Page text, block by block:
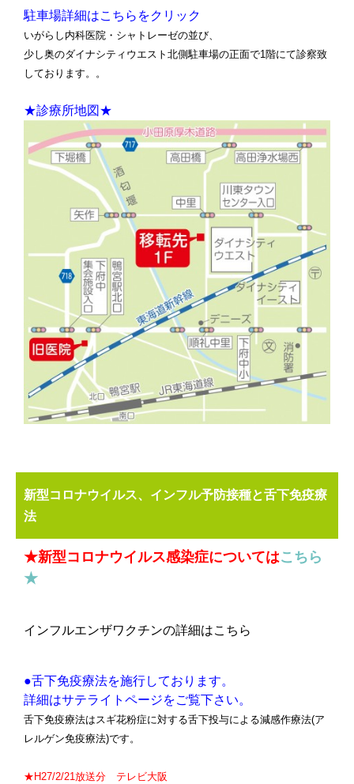
駐車場詳細はこちらをクリック
いがらし内科医院・シャトレーゼの並び、
少し奥のダイナシティウエスト北側駐車場の正面で1階にて診察致
しております。。
★診療所地図★
新型コロナウイルス、インフル予防接種と舌下免疫療
法
★新型コロナウイルス感染症についてはこちら
★
インフルエンザワクチンの詳細はこちら
●舌下免疫療法を施行しております。
詳細はサテライトページをご覧下さい。
舌下免疫療法はスギ花粉症に対する舌下投与による減感作療法(ア
レルゲン免疫療法)です。
★H27/2/21放送分 テレビ大阪